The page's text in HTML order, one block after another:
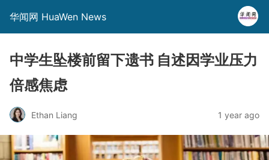
华闻网 HuaWen News
中学生坠楼前留下遗书 自述因学业压力
倍感焦虑
Ethan Liang 1 year ago